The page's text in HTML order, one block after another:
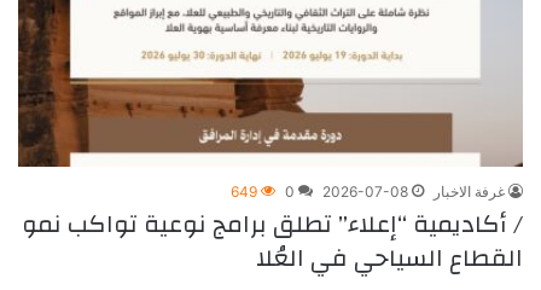
غرفة الاخبار 2026-07-08
0
649
/ أكاديمية “إعلاء” تطلق برامج نوعية تواكب نمو
القطاع السياحي في العُلا